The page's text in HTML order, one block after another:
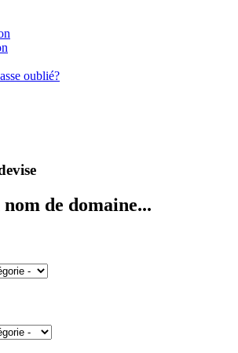
oublié?
nom de domaine...